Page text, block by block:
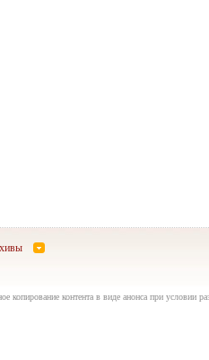
копирование контента в виде анонса при условии